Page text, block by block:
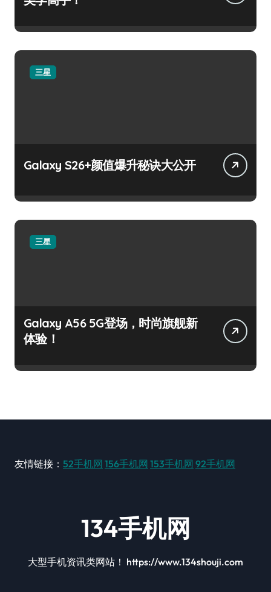
三星
Galaxy S26+颜值爆升秘诀大公开
三星
Galaxy A56 5G登场，时尚旗舰新
体验！
友情链接： 52手机网 156手机网 153手机网 92手机网
134手机网
大型手机资讯类网站！ https://www.134shouji.com